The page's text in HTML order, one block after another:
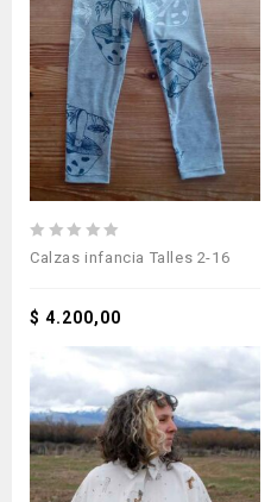
0
5
Calzas infancia Talles 2-16
$ 4.200,00